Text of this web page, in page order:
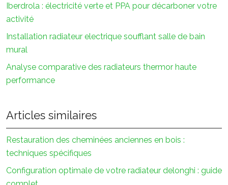
Iberdrola : électricité verte et PPA pour décarboner votre
activité
Installation radiateur electrique soufflant salle de bain
mural
Analyse comparative des radiateurs thermor haute
performance
Articles similaires
Restauration des cheminées anciennes en bois :
techniques spécifiques
Configuration optimale de votre radiateur delonghi : guide